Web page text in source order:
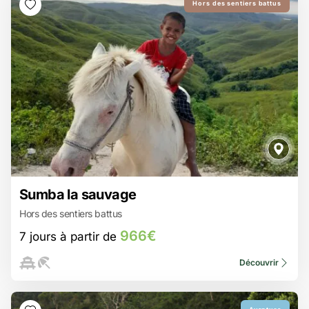
Hors des sentiers battus
Sumba la sauvage
Hors des sentiers battus
7 jours à partir de 966€
Découvrir
Nager dans des lagons cachés